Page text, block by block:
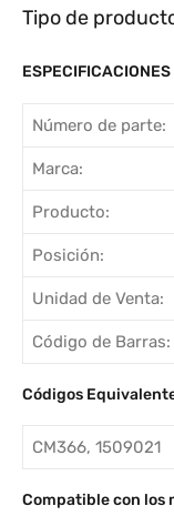
Tipo de
ESPECIFICACIONES
Número de parte:
Marca:
Producto:
Posición:
Unidad de Venta:
Código de Barras:
Códigos
CM366, 1509021
Compatible con los